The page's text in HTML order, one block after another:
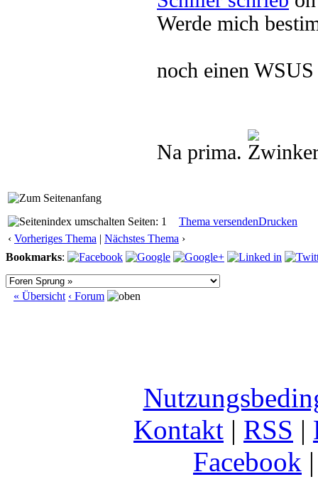
Werde mich
noch einen
Na prima.
Seiten: 1 Thema versendenDrucken
‹ Vorheriges Thema | Nächstes Thema ›
Bookmarks:
« Übersicht ‹ Forum
Kontakt | RSS |
Facebook